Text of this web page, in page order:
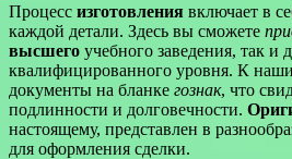
Процесс изготовления включает в
каждой детали. Здесь вы сможете
высшего учебного заведения, так и
квалифицированного уровня. К
документы на бланке гознак, что
подлинности и долговечности.
настоящему, представлен в
для оформления сделки.